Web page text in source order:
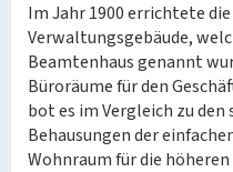
Im Jahr 1900 errichtete
Verwaltungsgebäude,
Beamtenhaus genannt
Büroräume für den
bot es im Vergleich zu den
Behausungen der
Wohnraum für die